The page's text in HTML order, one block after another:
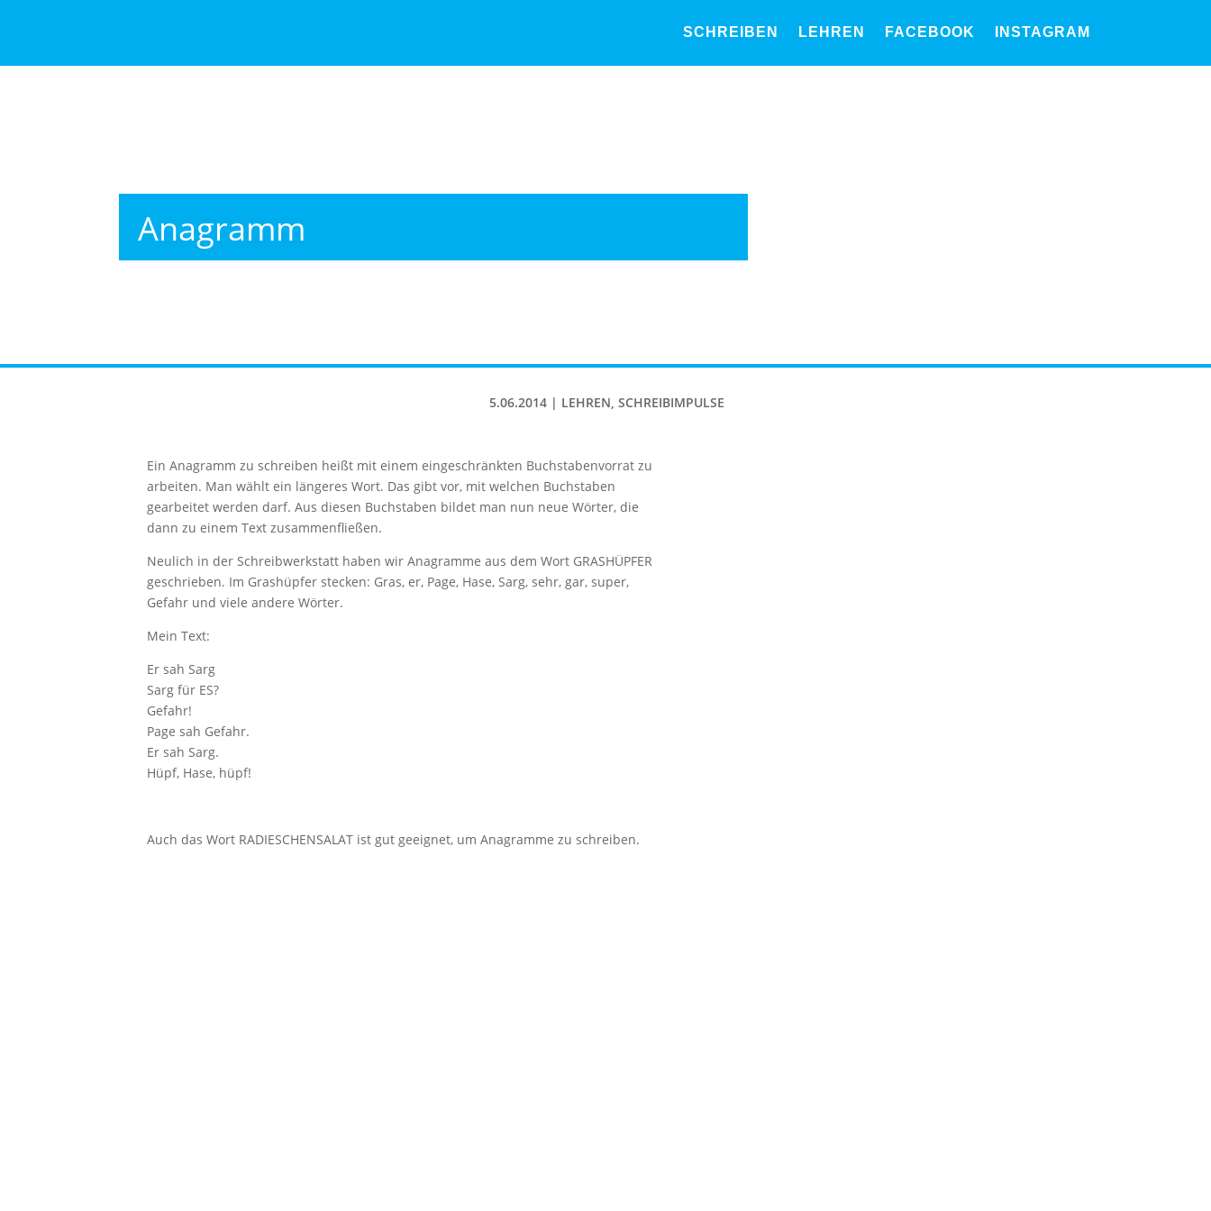
SCHREIBEN LEHREN FACEBOOK INSTAGRAM
Anagramm
5.06.2014 | LEHREN ,SCHREIBIMPULSE
Ein Anagramm zu schreiben heißt mit einem eingeschränkten Buchstabenvorrat zu
arbeiten. Man wählt ein längeres Wort. Das gibt vor, mit welchen Buchstaben
gearbeitet werden darf. Aus diesen Buchstaben bildet man nun neue Wörter, die
dann zu einem Text zusammenfließen.
Neulich in der Schreibwerkstatt haben wir Anagramme aus dem Wort GRASHÜPFER
geschrieben. Im Grashüpfer stecken: Gras, er, Page, Hase, Sarg, sehr, gar, super,
Gefahr und viele andere Wörter.
Mein Text:
Er sah Sarg
Sarg für ES?
Gefahr!
Page sah Gefahr.
Er sah Sarg.
Hüpf, Hase, hüpf!
Auch das Wort RADIESCHENSALAT ist gut geeignet, um Anagramme zu schreiben.